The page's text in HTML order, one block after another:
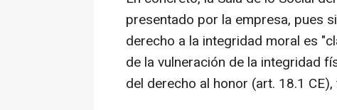
presentado por la empresa, pues
derecho a la integridad moral es
de la vulneración de la integridad
del derecho al honor (art. 18.1